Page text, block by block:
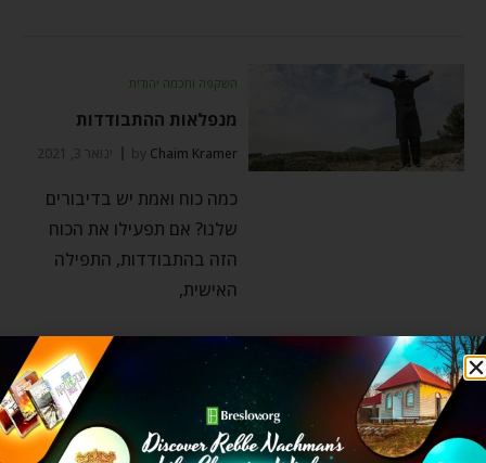
השקפה וחכמה יהודית
מנפלאות ההתבודדות
by Chaim Kramer ינואר 3, 2021
כמה כוח ואמת יש בדיבורים
שלנו? אם תפעילו את הכוח
הזה בהתבודדות, התפילה
האישית,
השקפה וחכמה יהודית
התבודדות? הנה כמה